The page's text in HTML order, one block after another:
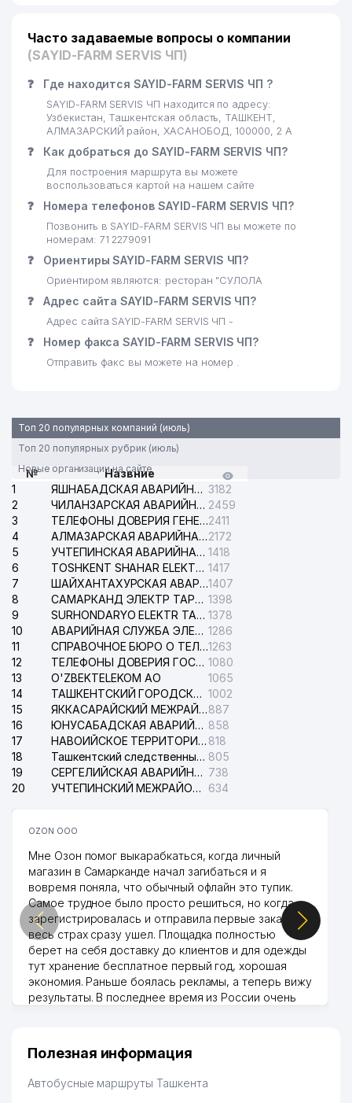
Часто задаваемые вопросы о компании
(SAYID-FARM SERVIS ЧП)
❓ Где находится SAYID-FARM SERVIS ЧП ?
SAYID-FARM SERVIS ЧП находится по адресу:
Узбекистан, Ташкентская область, ТАШКЕНТ,
АЛМАЗАРСКИЙ район, ХАСАНОБОД, 100000, 2 А
❓ Как добраться до SAYID-FARM SERVIS ЧП?
Для построения маршрута вы можете
воспользоваться картой на нашем сайте
❓ Номера телефонов SAYID-FARM SERVIS ЧП?
Позвонить в SAYID-FARM SERVIS ЧП вы можете по
номерам: 71 2279091
❓ Ориентиры SAYID-FARM SERVIS ЧП?
Ориентиром являются: ресторан "СУЛОЛА
❓ Адрес сайта SAYID-FARM SERVIS ЧП?
Адрес сайта SAYID-FARM SERVIS ЧП -
❓ Номер факса SAYID-FARM SERVIS ЧП?
Отправить факс вы можете на номер .
Топ 20 популярных компаний (июль)
Топ 20 популярных рубрик (июль)
Новые организации на сайте
№
Назвние
1
ЯШНАБАДСКАЯ АВАРИЙНАЯ СЛУЖБА ЭЛЕКТРОСЕТИ 3182
2
ЧИЛАНЗАРСКАЯ АВАРИЙНАЯ СЛУЖБА ЭЛЕКТРОСЕТИ 2459
3
ТЕЛЕФОНЫ ДОВЕРИЯ ГЕНЕРАЛЬНОЙ ПРОКУРАТУРЫ РЕСПУБЛИКИ УЗБЕКИСТАН2411
4
АЛМАЗАРСКАЯ АВАРИЙНАЯ СЛУЖБА ЭЛЕКТРОСЕТИ2172
5
УЧТЕПИНСКАЯ АВАРИЙНАЯ СЛУЖБА ЭЛЕКТРОСЕТИ 1418
6
TOSHKENT SHAHAR ELEKTR TARMOQLARI KORXONASI АО 1417
7
ШАЙХАНТАХУРСКАЯ АВАРИЙНАЯ СЛУЖБА ЭЛЕКТРОСЕТИ1407
8
САМАРКАНД ЭЛЕКТР ТАРМОКЛАРИ АО 1398
9
SURHONDARYO ELEKTR TARMOKLARI АО 1378
10
АВАРИЙНАЯ СЛУЖБА ЭЛЕКТРОСЕТИ ТАШКЕНТСКОГО РАЙОНА 1286
11
СПРАВОЧНОЕ БЮРО О ТЕЛЕФОНАХ ОРГАНИЗАЦИЙ г. ТАШКЕНТА1263
12
ТЕЛЕФОНЫ ДОВЕРИЯ ГОСУДАРСТВЕННОГО ЦЕНТРА ТЕСТИРОВАНИЯ 1080
13
O'ZBEKTELEKOM АО
1065
14
ТАШКЕНТСКИЙ ГОРОДСКОЙ СУД ПО ГРАЖДАНСКИМ ДЕЛАМ 1002
15
ЯККАСАРАЙСКИЙ МЕЖРАЙОННЫЙ СУД ПО ГРАЖДАНСКИМ ДЕЛАМ887
16
ЮНУСАБАДСКАЯ АВАРИЙНАЯ СЛУЖБА ЭЛЕКТРОСЕТИ 858
17
НАВОИЙСКОЕ ТЕРРИТОРИАЛЬНОЕ ПРЕДПРИЯТИЕ ЭЛЕКТРОСЕТИ АО 818
18
Ташкентский следственный изолятор 805
19
СЕРГЕЛИЙСКАЯ АВАРИЙНАЯ СЛУЖБА ЭЛЕКТРОСЕТИ 738
20
УЧТЕПИНСКИЙ МЕЖРАЙОННЫЙ СУД ПО ГРАЖДАНСКИМ ДЕЛАМ 634
OZON ООО
Мне Озон помог выкарабкаться, когда личный
магазин в Самарканде начал загибаться и я
вовремя поняла, что обычный офлайн это тупик.
Самое трудное было просто решиться, но когда
зарегистрировалась и отправила первые заказы,
весь страх сразу ушел. Площадка полностью
берет на себя доставку до клиентов и для одежды
тут хранение бесплатное первый год, хорошая
экономия. Раньше боялась рекламы, а теперь вижу
результаты. В последнее время из России очень
Hamida 03.08.2026 12:45:39
Полезная информация
Автобусные маршруты Ташкента